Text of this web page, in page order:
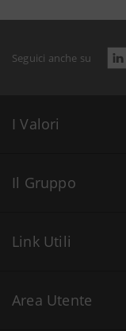
Seguici anche su
I Valori
Il Gruppo
Link Utili
Area Utente